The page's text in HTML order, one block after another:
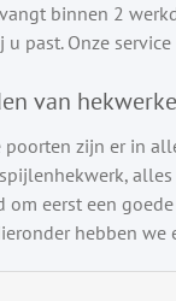
binnen 2
u past. Onze
van
zijn er in
om eerst een
hebben